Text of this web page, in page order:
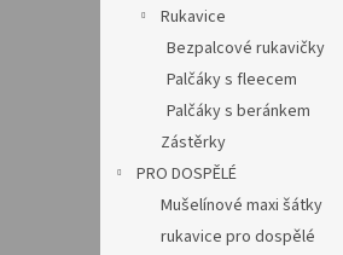
Rukavice
Bezpalcové rukavičky
Palčáky s fleecem
Palčáky s beránkem
Zástěrky
PRO DOSPĚLÉ
Mušelínové maxi šátky
rukavice pro dospělé